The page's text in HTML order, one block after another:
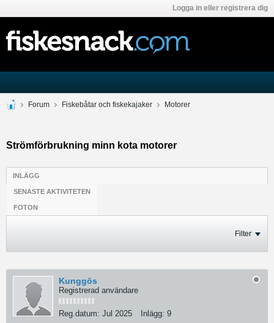
Logga in eller registrera dig
Forum Fiskebåtar och fiskekajaker Motorer
Strömförbrukning minn kota motorer
INLÄGG
SENASTE AKTIVITETEN
FOTON
Filter
Kunggös
Registrerad användare
Reg.datum: Jul 2025 Inlägg: 9